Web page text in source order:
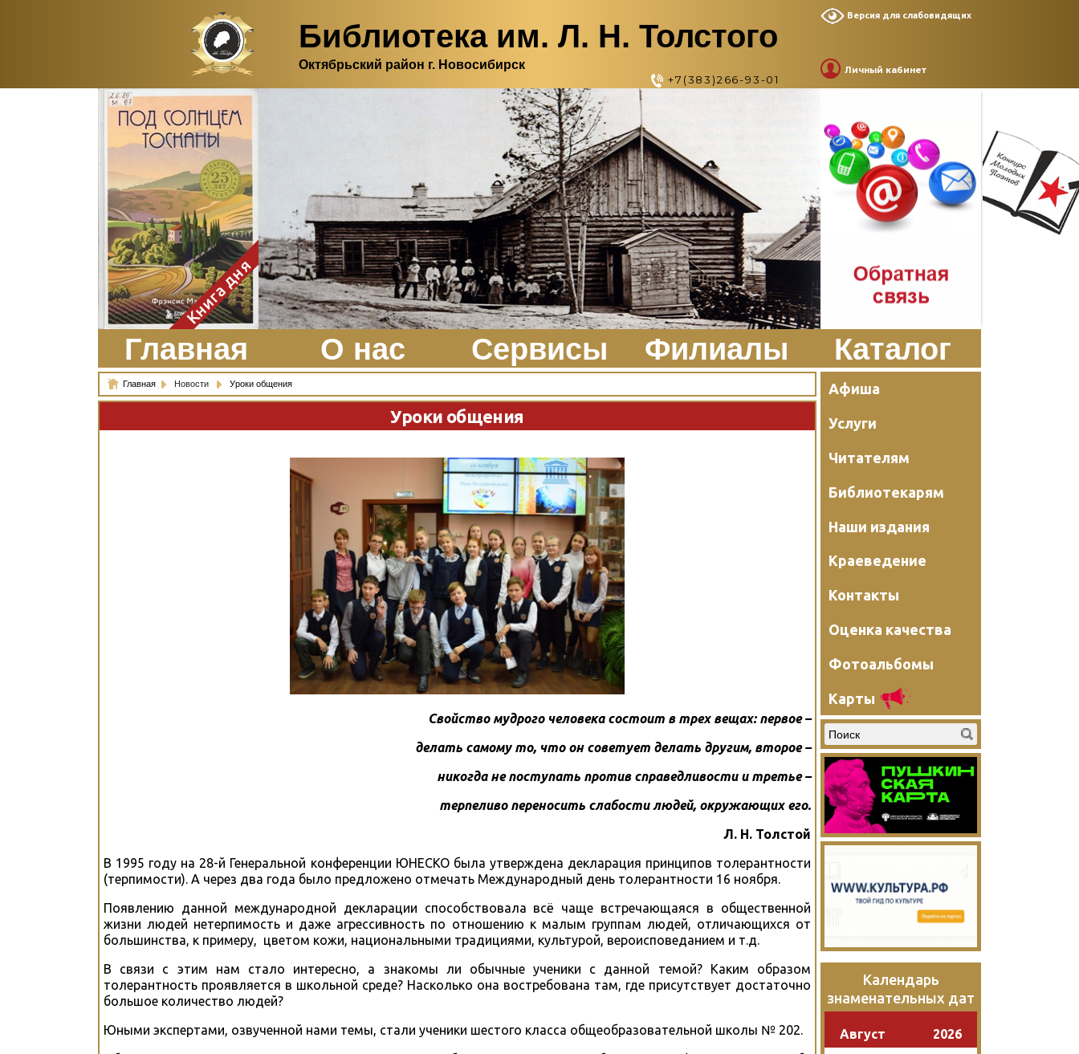
Библиотека им. Л. Н. Толстого
Октябрьский район г. Новосибирск
+7(383)266-93-01
Версия для слабовидящих
Личный кабинет
Здесь, в своем
итальянском доме, я вновь
испытала первичную
радость единения с
природой. Дом открыт
для бабочек, стрекоз, пчёл
или всех, кто пожелает
влететь в одно окно и
вылететь из другого. Едим
мы почти всегда во
дворе. Во мне настолько
возродился здравый
смысл моей матери -
умение наслаждаться
настоящим и не спешить, -
что даже нашлось время
отполировать до блеска
оконное стекло.
ЗаказатьКнига дня
Главная О нас Сервисы Филиалы Каталог
Главная Новости Уроки общения
Уроки общения
Свойство мудрого человека состоит в трех вещах: первое –
делать самому то, что он советует делать другим, второе –
никогда не поступать против справедливости и третье –
терпеливо переносить слабости людей, окружающих его.
Л. Н. Толстой
В 1995 году на 28-й Генеральной конференции ЮНЕСКО была утверждена декларация принципов толерантности
(терпимости). А через два года было предложено отмечать Международный день толерантности 16 ноября.
Появлению данной международной декларации способствовала всё чаще встречающаяся в общественной
жизни людей нетерпимость и даже агрессивность по отношению к малым группам людей, отличающихся от
большинства, к примеру, цветом кожи, национальными традициями, культурой, вероисповеданием и т.д.
В связи с этим нам стало интересно, а знакомы ли обычные ученики с данной темой? Каким образом
толерантность проявляется в школьной среде? Насколько она востребована там, где присутствует достаточно
большое количество людей?
Юными экспертами, озвученной нами темы, стали ученики шестого класса общеобразовательной школы № 202.
Афиша
Услуги
Читателям
Библиотекарям
Наши издания
Краеведение
Контакты
Оценка качества
Фотоальбомы
Карты
Календарь
знаменательных дат
Август 2026